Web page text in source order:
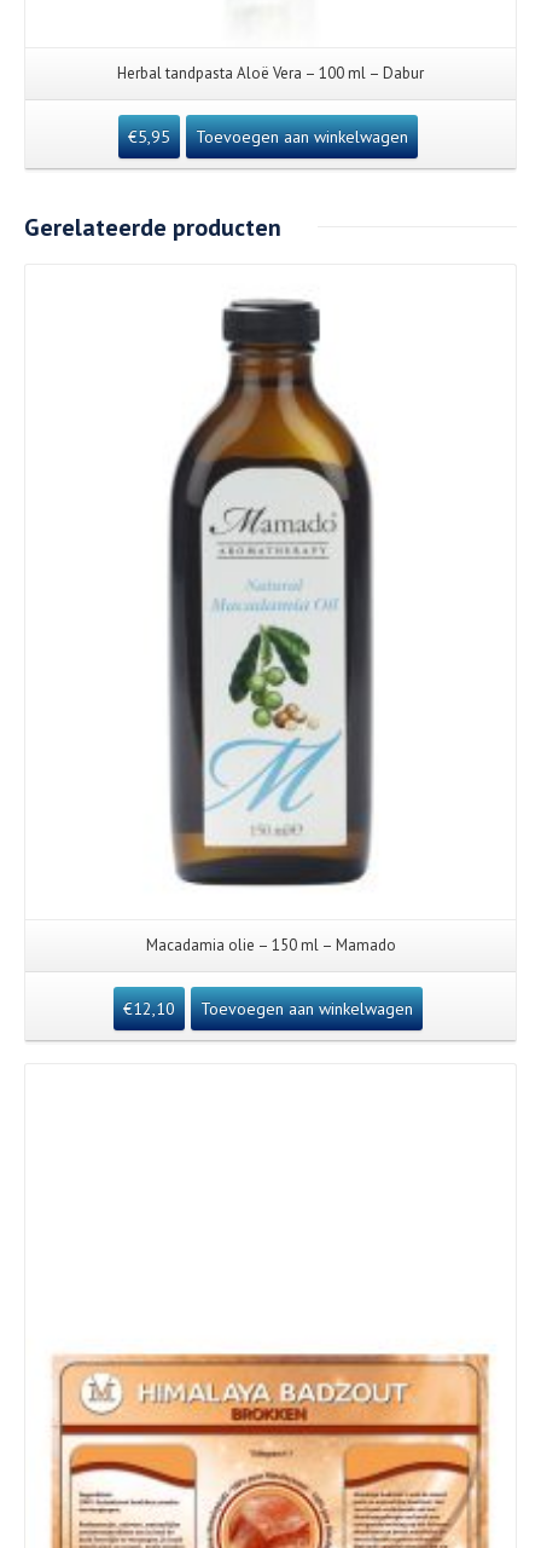
Herbal tandpasta Aloë Vera – 100 ml – Dabur
€5,95 Toevoegen aan winkelwagen
Gerelateerde producten
Macadamia olie – 150 ml – Mamado
€12,10 Toevoegen aan winkelwagen